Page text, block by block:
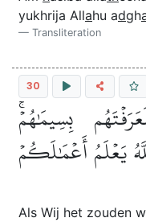
yukhrija Allahu adgh
Transliteration
30
بِسِيمَٰهُمۡۚ
يَعۡلَمُ أَعۡمَٰلَكُمۡ
Als Wij het zouden